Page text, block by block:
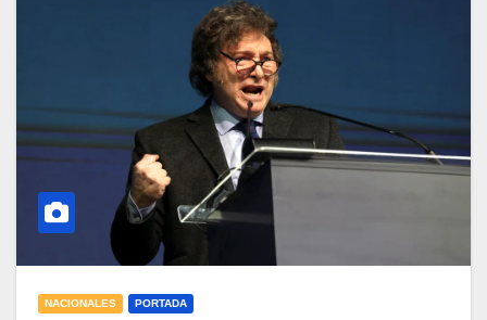
NACIONALES PORTADA